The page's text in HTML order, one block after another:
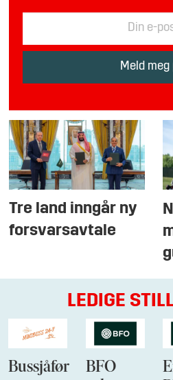
Tre land inngår ny
forsvarsavtale
LEDIGE
Bussjåfør
BFO